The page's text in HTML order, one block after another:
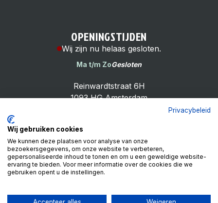
Cheap Bike Shop
4.9
Based on 99 reviews
Review ons op
OPENINGSTIJDEN
Wij zijn nu helaas gesloten.
Ma t/m ZoGesloten
Reinwardtstraat 6H
1093 HG Amsterdam
Privacybeleid
Wij gebruiken cookies
We kunnen deze plaatsen voor analyse van onze
bezoekersgegevens, om onze website te verbeteren,
gepersonaliseerde inhoud te tonen en om u een geweldige website-
ervaring te bieden. Voor meer informatie over de cookies die we
gebruiken opent u de instellingen.